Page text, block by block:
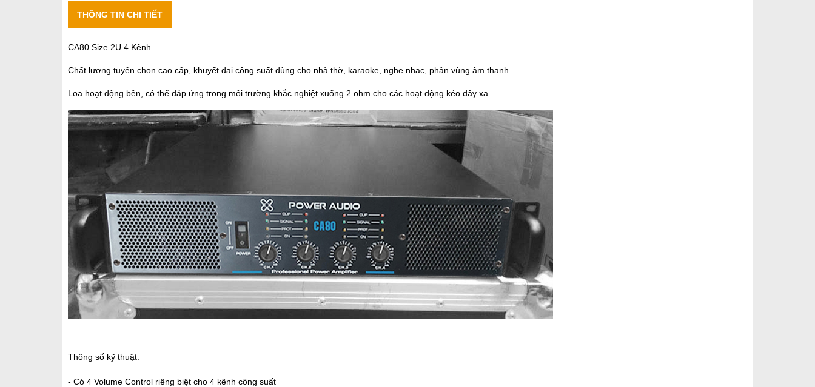
THÔNG TIN CHI TIẾT
CA80 Size 2U 4 Kênh
Chất lượng tuyển chọn cao cấp, khuyết đại công suất dùng cho nhà thờ, karaoke, nghe nhạc, phân vùng âm thanh
Loa hoạt động bền, có thể đáp ứng trong môi trường khắc nghiệt xuống 2 ohm cho các hoạt động kéo dây xa
Thông số kỹ thuật:
- Có 4 Volume Control riêng biệt cho 4 kênh công suất